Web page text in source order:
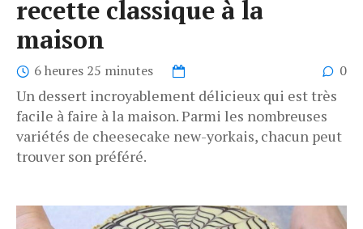
recette classique à la
maison
6 heures 25 minutes 0
Un dessert incroyablement délicieux qui est très
facile à faire à la maison. Parmi les nombreuses
variétés de cheesecake new-yorkais, chacun peut
trouver son préféré.